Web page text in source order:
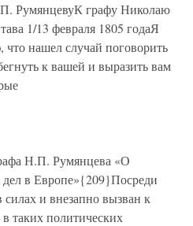
РумянцевуК графу Николаю
1/13 февраля 1805 годаЯ
нашел случай поговорить
к вашей и выразить вам
Н.П. Румянцева «О
в Европе»{209}Посреди
силах и внезапно вызван к
таких политических